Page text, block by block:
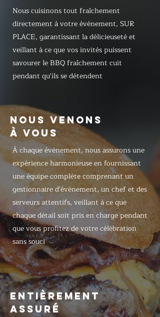
Nous cuisinons tout fraîchement
directement à votre événement, SUR
PLACE, garantissant la délicieuseté et
veillant à ce que vos invités puissent
savourer le BBQ fraîchement cuit
pendant qu'ils se détendent
NOUS VENONS
À VOUS
À chaque événement, nous assurons une
expérience harmonieuse en fournissant
une équipe complète comprenant un
gestionnaire d'événement, un chef et des
serveurs attentifs, veillant à ce que
chaque détail soit pris en charge pendant
que vous profitez de votre célébration
sans souci
ENTIÈREMENT
ASSURÉ